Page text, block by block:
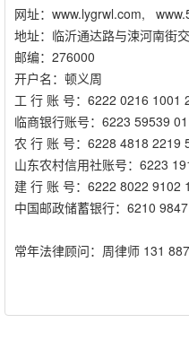
网址：www.lygrwl.com,
地址：临沂通达路与涑河南街
邮编：276000
开户名：顿义周
工 行 账 号：6222 0216 1001
临商银行账号：6223 59539
农 行 账 号：6228 4818 2219
山东农村信用社账号：6223
建 行 账 号：6222 8022 9102
中国邮政储蓄银行：6210
常年法律顾问：周律师 131